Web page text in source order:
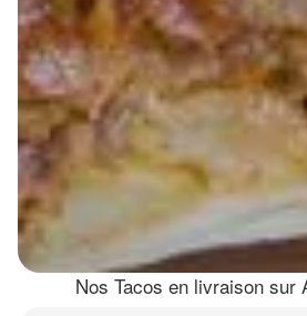
Nos Tacos en livraison sur